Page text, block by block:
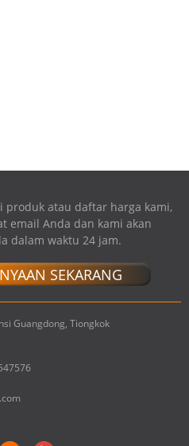
produk atau daftar harga kami,
email Anda dan kami akan
dalam waktu 24 jam.
SEKARANG
Guangdong, Tiongkok